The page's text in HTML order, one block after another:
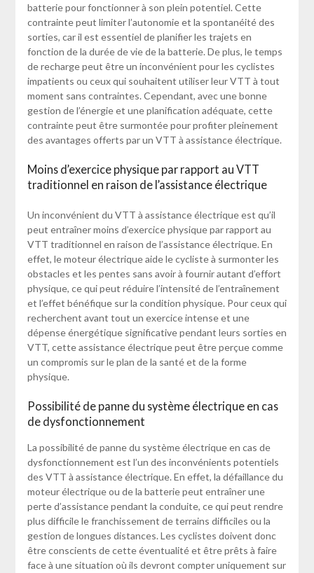
batterie pour fonctionner à son plein potentiel. Cette
contrainte peut limiter l’autonomie et la spontanéité des
sorties, car il est essentiel de planifier les trajets en
fonction de la durée de vie de la batterie. De plus, le temps
de recharge peut être un inconvénient pour les cyclistes
impatients ou ceux qui souhaitent utiliser leur VTT à tout
moment sans contraintes. Cependant, avec une bonne
gestion de l’énergie et une planification adéquate, cette
contrainte peut être surmontée pour profiter pleinement
des avantages offerts par un VTT à assistance électrique.
Moins d’exercice physique par rapport au VTT
traditionnel en raison de l’assistance électrique
Un inconvénient du VTT à assistance électrique est qu’il
peut entraîner moins d’exercice physique par rapport au
VTT traditionnel en raison de l’assistance électrique. En
effet, le moteur électrique aide le cycliste à surmonter les
obstacles et les pentes sans avoir à fournir autant d’effort
physique, ce qui peut réduire l’intensité de l’entraînement
et l’effet bénéfique sur la condition physique. Pour ceux qui
recherchent avant tout un exercice intense et une
dépense énergétique significative pendant leurs sorties en
VTT, cette assistance électrique peut être perçue comme
un compromis sur le plan de la santé et de la forme
physique.
Possibilité de panne du système électrique en cas
de dysfonctionnement
La possibilité de panne du système électrique en cas de
dysfonctionnement est l’un des inconvénients potentiels
des VTT à assistance électrique. En effet, la défaillance du
moteur électrique ou de la batterie peut entraîner une
perte d’assistance pendant la conduite, ce qui peut rendre
plus difficile le franchissement de terrains difficiles ou la
gestion de longues distances. Les cyclistes doivent donc
être conscients de cette éventualité et être prêts à faire
face à une situation où ils devront compter uniquement sur